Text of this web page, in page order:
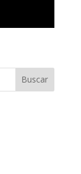
Buscar